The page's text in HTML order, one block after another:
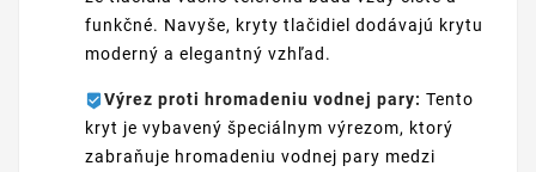
funkčné. Navyše, kryty tlačidiel dodávajú krytu
moderný a elegantný vzhľad.
Výrez proti hromadeniu vodnej pary: Tento
kryt je vybavený špeciálnym výrezom, ktorý
zabraňuje hromadeniu vodnej pary medzi